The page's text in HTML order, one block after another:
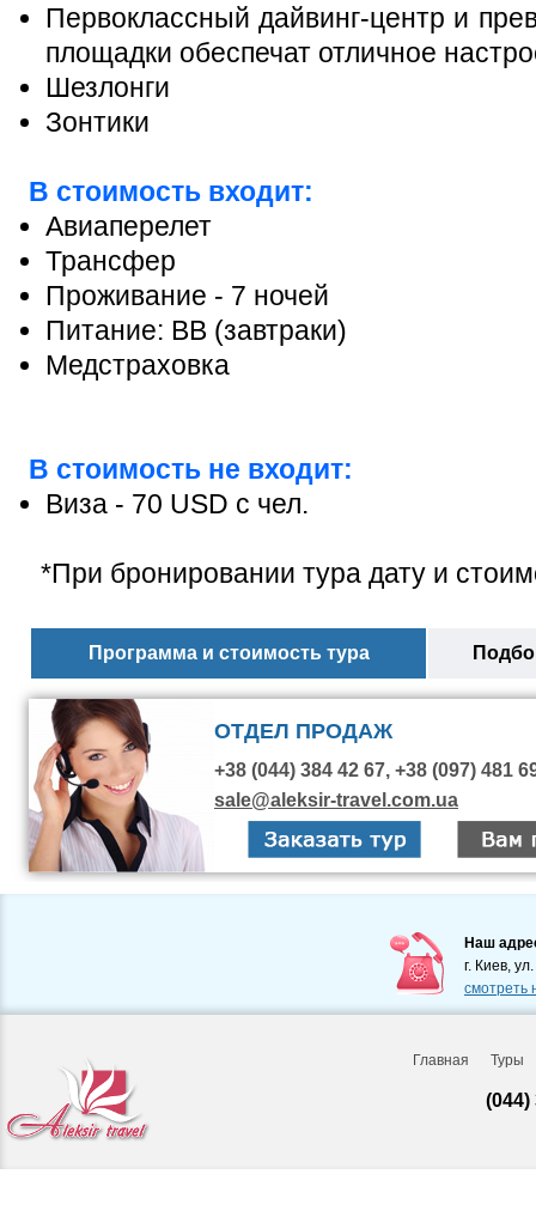
Первоклассный дайвинг-центр и
площадки обеспечат отличное
Шезлонги
Зонтики
В стоимость входит:
Авиаперелет
Трансфер
Проживание - 7 ночей
Питание: BB (завтраки)
Медстраховка
В стоимость не входит:
Виза - 70 USD с чел.
*При бронировании тура дату и
Программа и стоимость тура
ОТДЕЛ ПРОДАЖ
+38 (044) 384 42 67, +38 (097) 481
sale@aleksir-travel.com.ua
Наш
г. Киев,
смотреть
Главная Туры
(044)